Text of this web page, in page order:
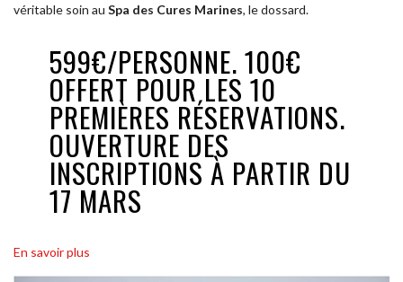
véritable soin au Spa des Cures Marines, le dossard.
599€/PERSONNE. 100€
OFFERT POUR LES 10
PREMIÈRES RÉSERVATIONS.
OUVERTURE DES
INSCRIPTIONS À PARTIR DU
17 MARS
En savoir plus